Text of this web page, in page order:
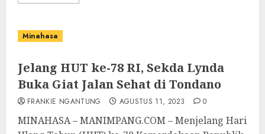
Minahasa
Jelang HUT ke-78 RI, Sekda Lynda
Buka Giat Jalan Sehat di Tondano
FRANKIE NGANTUNG AGUSTUS 11, 2023 0
MINAHASA – MANIMPANG.COM – Menjelang Hari